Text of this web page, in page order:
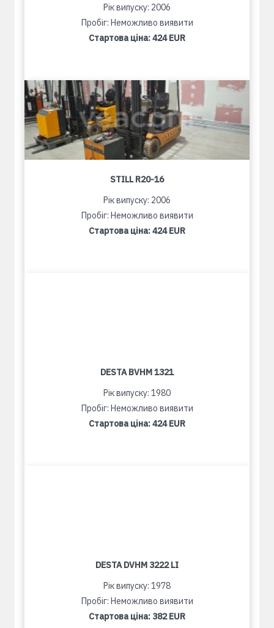
Рік випуску: 2006
Пробіг: Неможливо виявити
Стартова ціна:424 EUR
STILL R20-16
Рік випуску: 2006
Пробіг: Неможливо виявити
Стартова ціна:424 EUR
DESTA BVHM 1321
Рік випуску: 1980
Пробіг: Неможливо виявити
Стартова ціна:424 EUR
DESTA DVHM 3222 LI
Рік випуску: 1978
Пробіг: Неможливо виявити
Стартова ціна: 382 EUR